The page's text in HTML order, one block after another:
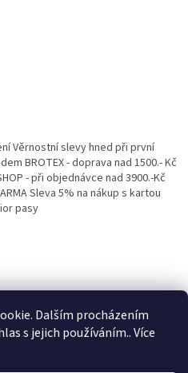
Dalším procházením
s jejich používáním.. Více
Věrnostní slevy hned při první
BROTEX - doprava nad 1500.- Kč
- při objednávce nad 3900.-Kč
Sleva 5% na nákup s kartou
pasy